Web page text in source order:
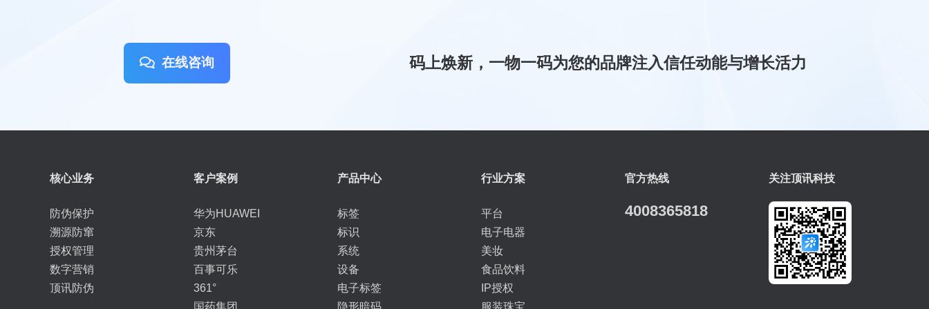
在线咨询 码上焕新，一物一码为您的品牌注入信任动能与增长活力
核心业务
防伪保护
溯源防窜
授权管理
数字营销
顶讯防伪
客户案例
华为HUAWEI
京东
贵州茅台
百事可乐
361°
产品中心
标签
标识
系统
设备
电子标签
行业方案
平台
电子电器
美妆
食品饮料
IP授权
官方热线
4008365818
关注顶讯科技